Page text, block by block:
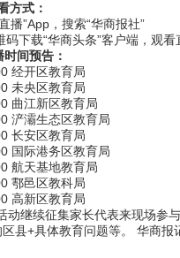
方式：
”App，搜索“华商报社”
下载“华商头条”客户端，观看
间预告：
开区教育局
央区教育局
江新区教育局
灞生态区教育局
安区教育局
际港务区教育局
天基地教育局
邑区教科局
新区教育局
继续征集家长代表来现场参与
县+具体教育问题等。 华商报